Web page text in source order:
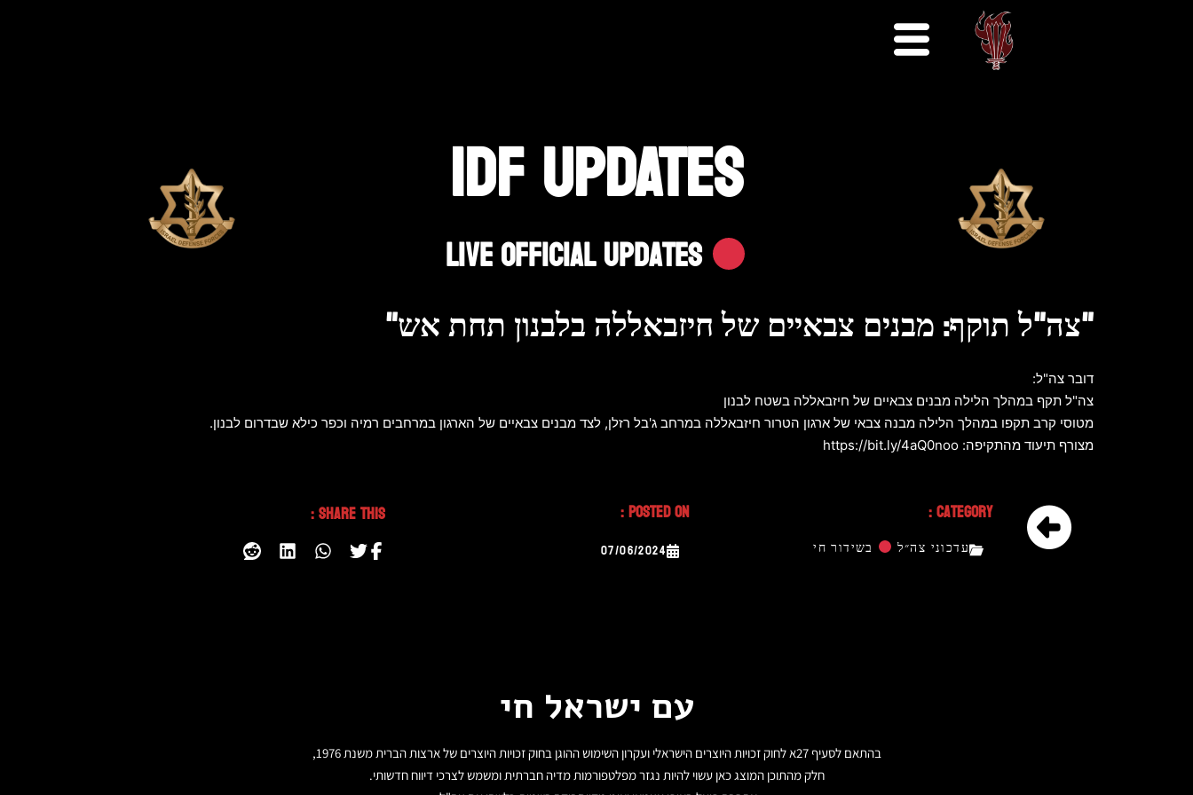
IDF UPDATES
"צה"ל תוקף: מבנים צבאיים של חיזבאללה בלבנון תחת אש"
דובר צה"ל:
צה"ל תקף במהלך הלילה מבנים צבאיים של חיזבאללה בשטח לבנון
מטוסי קרב תקפו במהלך הלילה מבנה צבאי של ארגון הטרור חיזבאללה במרחב ג'בל רזלן, לצד מבנים צבאיים של הארגון במרחבים רמיה וכפר כילא שבדרום לבנון.
מצורף תיעוד מהתקיפה: https://bit.ly/4aQ0noo
Category :
עדכוני צה״ל בשידור חי
Posted On :
07/06/2024
Share This :
עם ישראל חי
בהתאם לסעיף 27א לחוק זכויות היוצרים הישראלי ועקרון השימוש ההוגן בחוק זכויות היוצרים של ארצות הברית משנת 1976,
חלק מהתוכן המוצג כאן עשוי להיות נגזר מפלטפורמות מדיה חברתית ומשמש לצרכי דיווח חדשותי.